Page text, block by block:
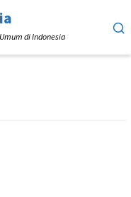
di Indonesia